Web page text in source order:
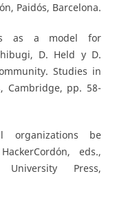
Paidós, Barcelona.
as a model for
D. Held y D.
Studies in
Cambridge, pp. 58-
organizations be
eds.,
University Press,